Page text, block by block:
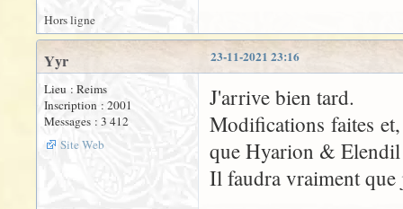
Hors ligne
23-11-2021 23:16
Yyr
Lieu : Reims
Inscription : 2001
Messages : 3 412
Site Web
J'arrive bien tard.
Modifications faites
que Hyarion &
Il faudra vraiment